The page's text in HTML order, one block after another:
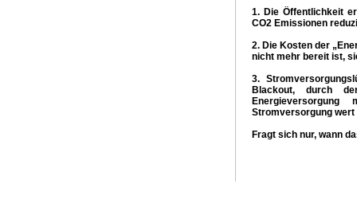
1. Die Öffentlichkeit
CO2 Emissionen
2. Die Kosten der
nicht mehr bereit ist,
3.
Blackout, durch
Stromversorgung wert
Fragt sich nur, wann